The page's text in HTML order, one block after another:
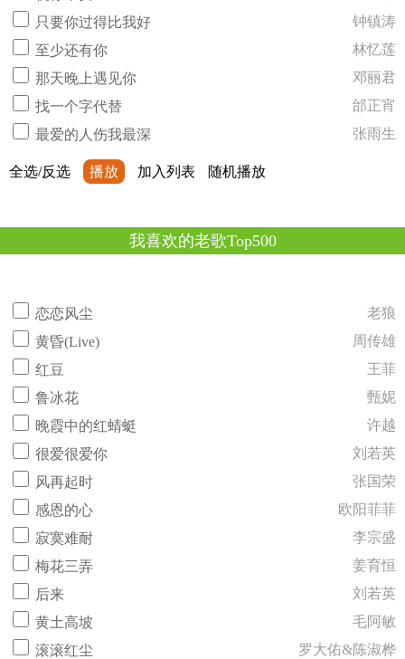
只要你过得比我好
钟镇涛
至少还有你
林忆莲
那天晚上遇见你
邓丽君
找一个字代替
邰正宵
最爱的人伤我最深
张雨生
全选/反选 播放 加入列表 随机播放
我喜欢的老歌Top500
恋恋风尘
老狼
黄昏(Live)
周传雄
红豆
王菲
鲁冰花
甄妮
晚霞中的红蜻蜓
许越
很爱很爱你
刘若英
风再起时
张国荣
感恩的心
欧阳菲菲
寂寞难耐
李宗盛
梅花三弄
姜育恒
后来
刘若英
黄土高坡
毛阿敏
滚滚红尘
罗大佑&陈淑桦